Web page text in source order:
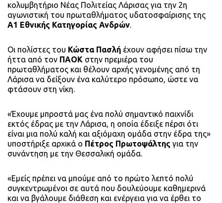
κολυμβητήριο Νέας Πολιτείας Λάρισας για την 2η
αγωνιστική του πρωταθλήματος υδατοσφαίρισης της
Α1 Εθνικής Κατηγορίας Ανδρών.
Οι πολίστες του Κώστα Πασλή έχουν αφήσει πίσω την
ήττα από τον ΠΑΟΚ στην πρεμιέρα του
πρωταθλήματος και θέλουν αρχής γενομένης από τη
Λάρισα να δείξουν ένα καλύτερο πρόσωπο, ώστε να
φτάσουν στη νίκη.
«Έχουμε μπροστά μας ένα πολύ σημαντικό παιχνίδι
εκτός έδρας με την Λάρισα, η οποία έδειξε πέρσι ότι
είναι μια πολύ καλή και αξιόμαχη ομάδα στην έδρα της»
υποστήριξε αρχικά ο Πέτρος Πρωτοψάλτης για την
συνάντηση με την Θεσσαλική ομάδα.
«Εμείς πρέπει να μπούμε από το πρώτο λεπτό πολύ
συγκεντρωμένοι σε αυτά που δουλεύουμε καθημερινά
και να βγάλουμε διάθεση και ενέργεια για να έρθει το